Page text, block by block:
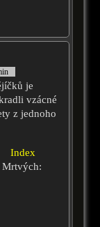
je
vzácné
z jednoho
Index
Mrtvých: